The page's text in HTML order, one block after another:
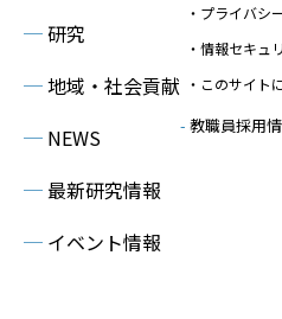
─研究
─地域・社会貢献
─ NEWS
─ 最新研究情報
─ イベント情報
・プライバシ
・情報セキュ
・このサイト
- 教職員採用